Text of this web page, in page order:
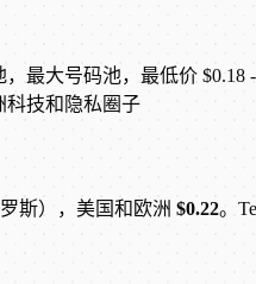
最大号码池，最低价 $0.18 -
技和隐私圈子
斯），美国和欧洲 $0.22。